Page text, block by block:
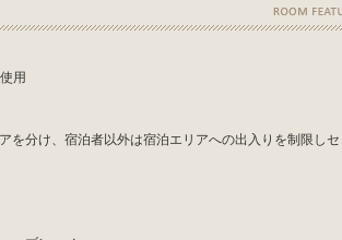
用
を分け、宿泊者以外は宿泊エリアへの出入りを制限しセ